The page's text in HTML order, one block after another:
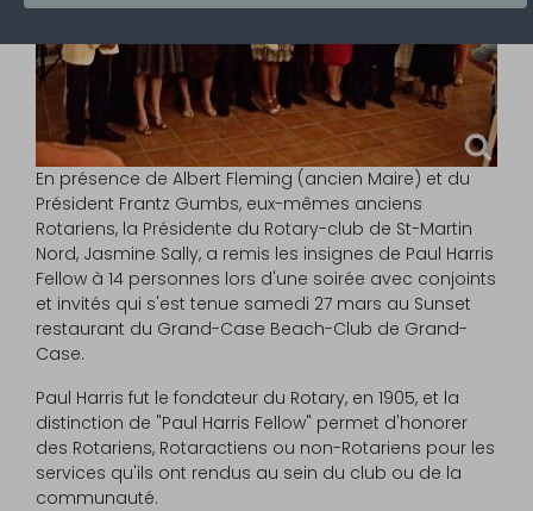
En présence de Albert Fleming (ancien Maire) et du
Président Frantz Gumbs, eux-mêmes anciens
Rotariens, la Présidente du Rotary-club de St-Martin
Nord, Jasmine Sally, a remis les insignes de Paul Harris
Fellow à 14 personnes lors d'une soirée avec conjoints
et invités qui s'est tenue samedi 27 mars au Sunset
restaurant du Grand-Case Beach-Club de Grand-
Case.
Paul Harris fut le fondateur du Rotary, en 1905, et la
distinction de "Paul Harris Fellow" permet d'honorer
des Rotariens, Rotaractiens ou non-Rotariens pour les
services qu'ils ont rendus au sein du club ou de la
communauté.